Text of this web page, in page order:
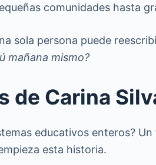
comunidades hasta
sola persona puede
mañana mismo?
de Carina
educativos enteros?
esta historia.